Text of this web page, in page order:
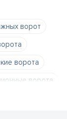
ворот
ворота
ворота